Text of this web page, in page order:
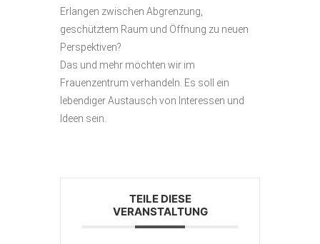
Erlangen zwischen Abgrenzung,
geschütztem Raum und Öffnung zu neuen
Perspektiven?
Das und mehr möchten wir im
Frauenzentrum verhandeln. Es soll ein
lebendiger Austausch von Interessen und
Ideen sein.
TEILE DIESE
VERANSTALTUNG